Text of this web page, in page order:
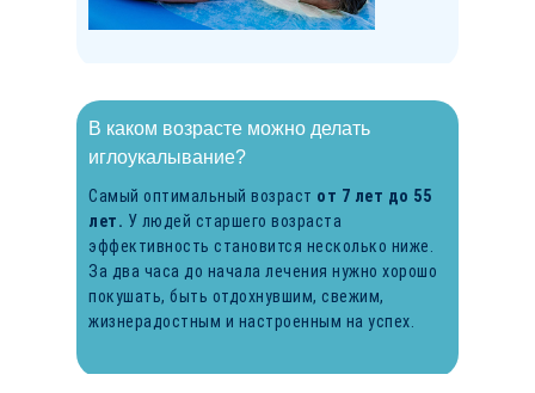
В каком возрасте можно делать
иглоукалывание?
Самый оптимальный возраст от 7 лет до 55
лет. У людей старшего возраста
эффективность становится несколько ниже.
За два часа до начала лечения нужно хорошо
покушать, быть отдохнувшим, свежим,
жизнерадостным и настроенным на успех.